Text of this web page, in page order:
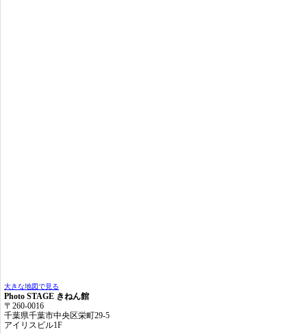
大きな地図で見る
Photo STAGE きねん館
〒260-0016
千葉県千葉市中央区栄町29-5
アイリスビル1F